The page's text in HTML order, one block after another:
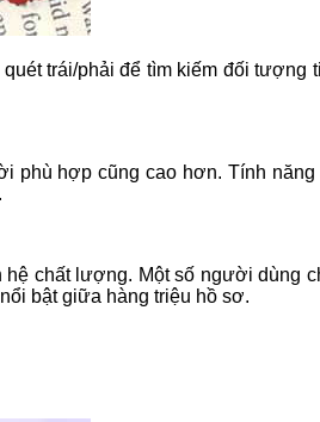
trái/phải để tìm kiếm đối tượng
hợp cũng cao hơn. Tính năng
chất lượng. Một số người dùng
bật giữa hàng triệu hồ sơ.